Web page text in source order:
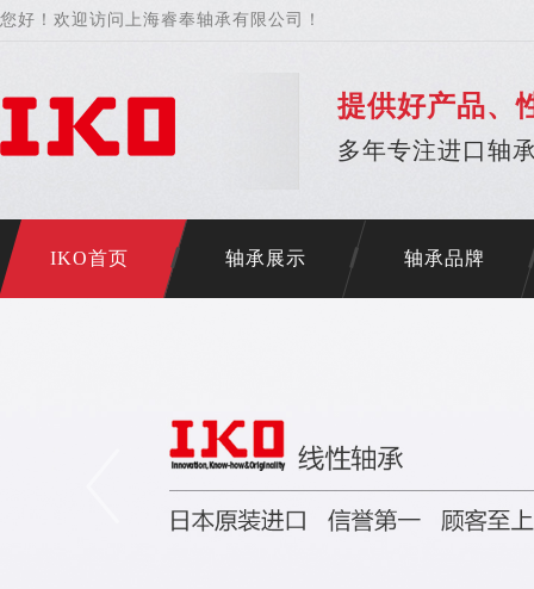
您好！欢迎访问上海睿奉轴承有限公司！
提供好产品、
多年专注进口轴
IKO首页 轴承展示 轴承品牌